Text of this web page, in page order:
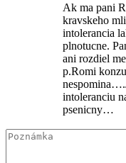
Ak ma pani
kravskeho
intolerancia
plnotucne.
ani rozdiel
p.Romi
intoleranciu
psenicny…